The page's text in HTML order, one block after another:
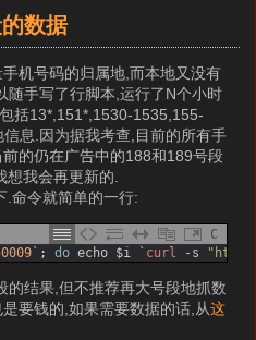
数据
机号码的归属地,而本地又没有
随手写了行脚本,运行了N个小时
括13*,151*,1530-1535,155-
息.因为据我考查,目前的所有手
的仍在广告中的188和189号段
我会再更新的.
.命令就简单的一行:
C
` ; do echo $i ` curl - s
的结果,但不推荐再大号段地抓数
要钱的,如果需要数据的话,从这